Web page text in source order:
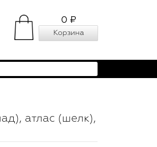
0 ₽
Корзина
атлас (шелк),